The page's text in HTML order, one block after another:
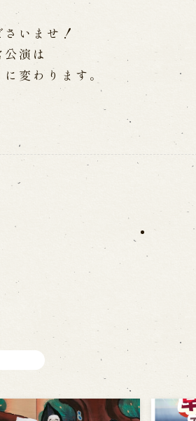
Birth of the
Spreading
Awaji
※株式
いませ！
演は
変わります。